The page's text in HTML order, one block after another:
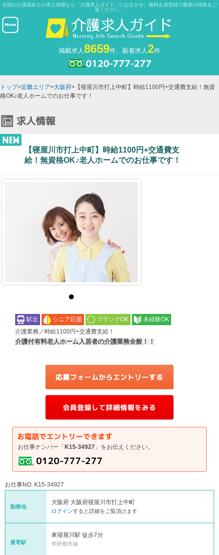
全国の介護福祉士の求人情報なら「介護求人ガイド」におまかせ。無料会員登録で最新の情報をご
覧ください。
掲載求人8659件、新着求人2件
トップ>近畿エリア>大阪府>【寝屋川市打上中町】時給1100円+交通費支給！無資
格OK♪老人ホームでのお仕事です！
【寝屋川市打上中町】時給1100円+交通費支
給！無資格OK♪老人ホームでのお仕事です！
駅近 シニア応援 ブランクOK
未経験OK
介護業務／時給1100円+交通費支給！
介護付有料老人ホーム入居者の介護業務全般！！
お仕事ナンバー「 K15-34927 」をお伝えください。
お仕事NO. K15-34927
勤務地
大阪府 大阪府寝屋川市打上中町
ログインすると詳細をご覧頂けます
最寄駅
東寝屋川駅 徒歩7分
学研都市線